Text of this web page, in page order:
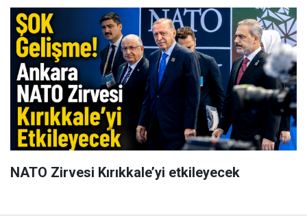
NATO Zirvesi Kırıkkale’yi etkileyecek